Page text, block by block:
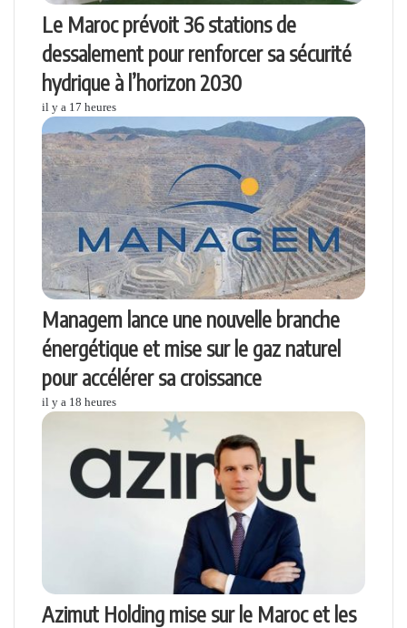
Le Maroc prévoit 36 stations de
dessalement pour renforcer sa sécurité
hydrique à l’horizon 2030
il y a 17 heures
Managem lance une nouvelle branche
énergétique et mise sur le gaz naturel
pour accélérer sa croissance
il y a 18 heures
Azimut Holding mise sur le Maroc et les